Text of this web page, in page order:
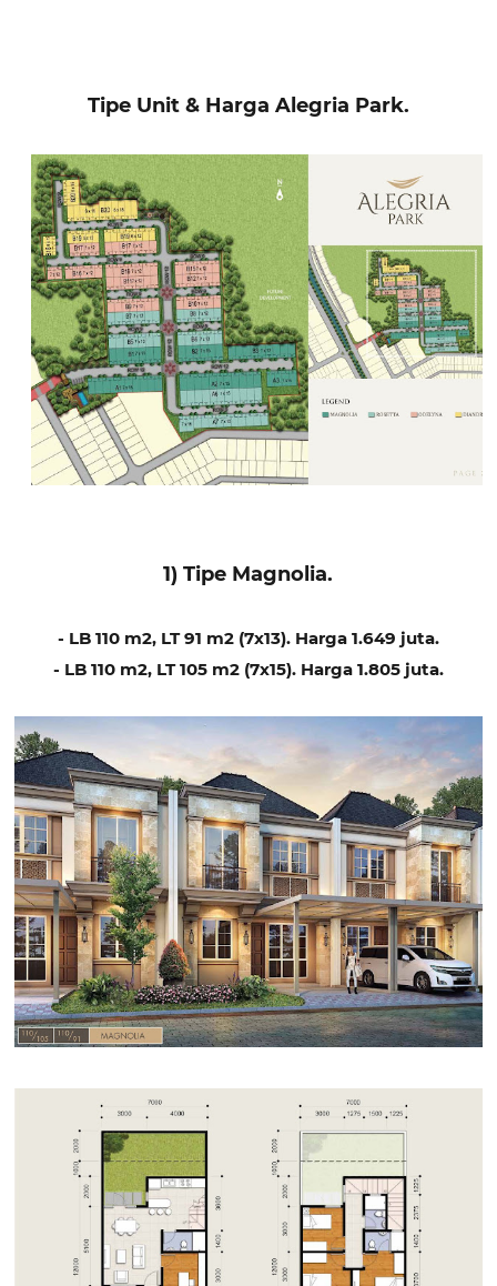
Tipe Unit & Harga Alegria Park.
1) Tipe Magnolia.
- LB 110 m2, LT 91 m2 (7x13). Harga 1.649 juta.
- LB 110 m2, LT 105 m2 (7x15). Harga 1.805 juta.